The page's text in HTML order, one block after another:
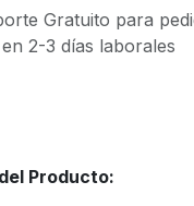
Gratuito para
2-3 días laborales
Producto: